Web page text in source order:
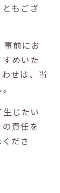
もござ
事前にお
めいた
せは、当
じたい
責任を
ださ